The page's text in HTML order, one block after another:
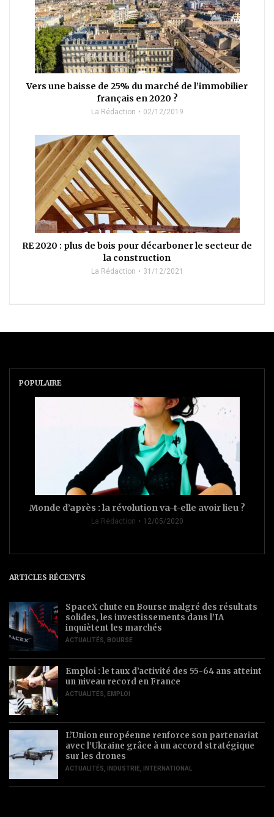
Vers une baisse de 25% du marché de l’immobilier
français en 2020 ?
La Rédaction 02/12/2019
RE 2020 : plus de bois pour décarboner le secteur de
la construction
La Rédaction 31/12/2021
POPULAIRE
Monde d’après : la révolution va-t-elle avoir lieu ?
La Rédaction 12/05/2020
ARTICLES RÉCENTS
SpaceX chute en Bourse malgré des résultats
solides, les investissements dans l’IA
inquiètent les marchés
ACTUALITÉS BOURSE
Emploi : le taux d’activité des 55-64 ans atteint
un niveau record en France
ACTUALITÉS EMPLOI
L’Union européenne renforce son partenariat
avec l’Ukraine grâce à un accord stratégique
sur les drones
ACTUALITÉS INDUSTRIE INTERNATIONAL